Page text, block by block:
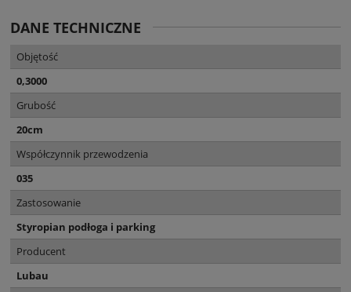
DANE TECHNICZNE
Objętość
0,3000
Grubość
20cm
Współczynnik przewodzenia
035
Zastosowanie
Styropian podłoga i parking
Producent
Lubau